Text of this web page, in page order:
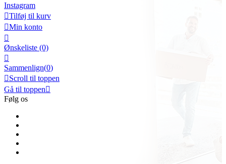
Instagram
Tilføj til kurv
Min konto

Ønskeliste (0)

Sammenlign(0)
Scroll til toppen
Gå til toppen
Følg os